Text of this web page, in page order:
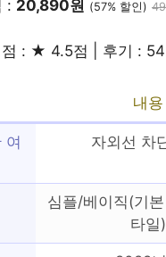
: 20,890원 (57% 할인)
점 : ★ 4.5점 | 후기 :
내용
여
자외선 차
심플/베이직(기
타일)